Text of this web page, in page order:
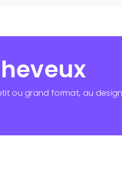
ou grand format, au